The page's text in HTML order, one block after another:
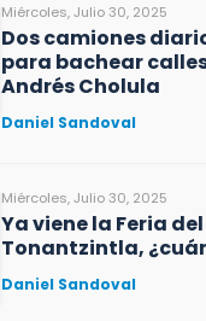
Miércoles, Julio 30, 2025
Dos camiones
para bachear
Andrés Cholula
Daniel Sandoval
Miércoles, Julio 30, 2025
Ya viene la Feria
Tonantzintla,
Daniel Sandoval